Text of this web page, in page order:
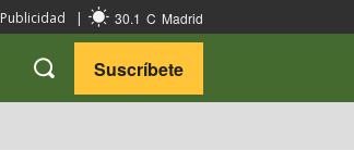
Publicidad | 30.1 C Madrid
Suscríbete